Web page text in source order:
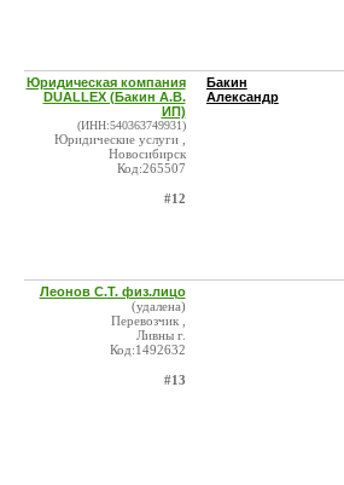
Юридическая компания
DUALLEX (Бакин А.В.
ИП)
(ИНН:540363749931)
Юридические услуги ,
Новосибирск
Код:265507
#12
Бакин
Александр
Леонов С.Т. физ.лицо
(удалена)
Перевозчик ,
Ливны г.
Код:1492632
#13